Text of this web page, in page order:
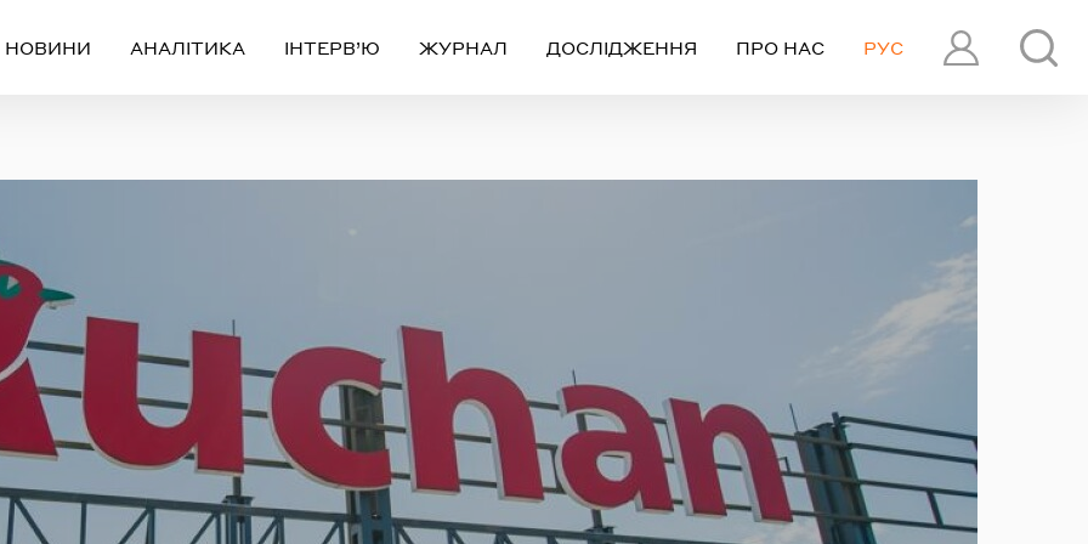
ПРОФІЛЬ
РУС
НОВИНИ АНАЛІТИКА ІНТЕРВ’Ю ЖУРНАЛ ДОСЛІДЖЕННЯ ПРО НАС
FACEBOOK GOOGLE
АБО